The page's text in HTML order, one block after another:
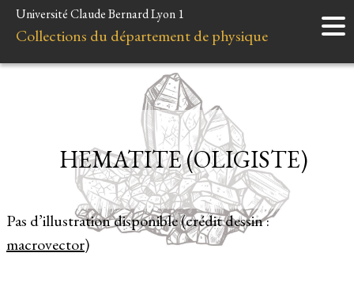
Accueil
Instruments
Liens et ressources
Université Claude Bernard Lyon 1
Collections du département de physique
Pas d’illustration disponible (crédit dessin :
macrovector)
HEMATITE (OLIGISTE)